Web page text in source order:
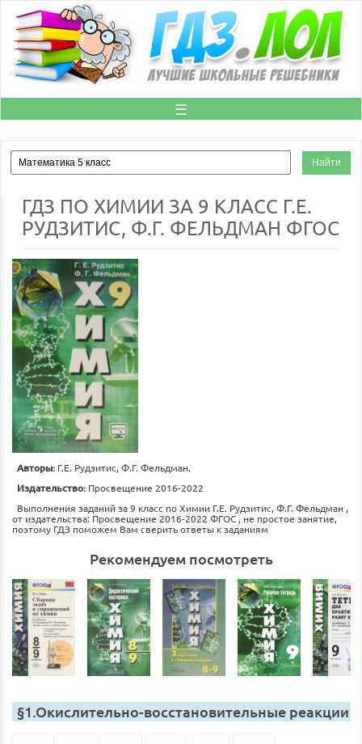
☰
ГДЗ ПО ХИМИИ ЗА 9 КЛАСС Г.Е.
РУДЗИТИС, Ф.Г. ФЕЛЬДМАН ФГОС
Авторы: Г.Е. Рудзитис, Ф.Г. Фельдман.
Издательство: Просвещение 2016-2022
Выполнения заданий за 9 класс по Химии Г.Е. Рудзитис, Ф.Г. Фельдман ,
от издательства: Просвещение 2016-2022 ФГОС , не простое занятие,
поэтому ГДЗ поможем Вам сверить ответы к заданиям
Рекомендуем посмотреть
§1.Окислительно-восстановительные реакции